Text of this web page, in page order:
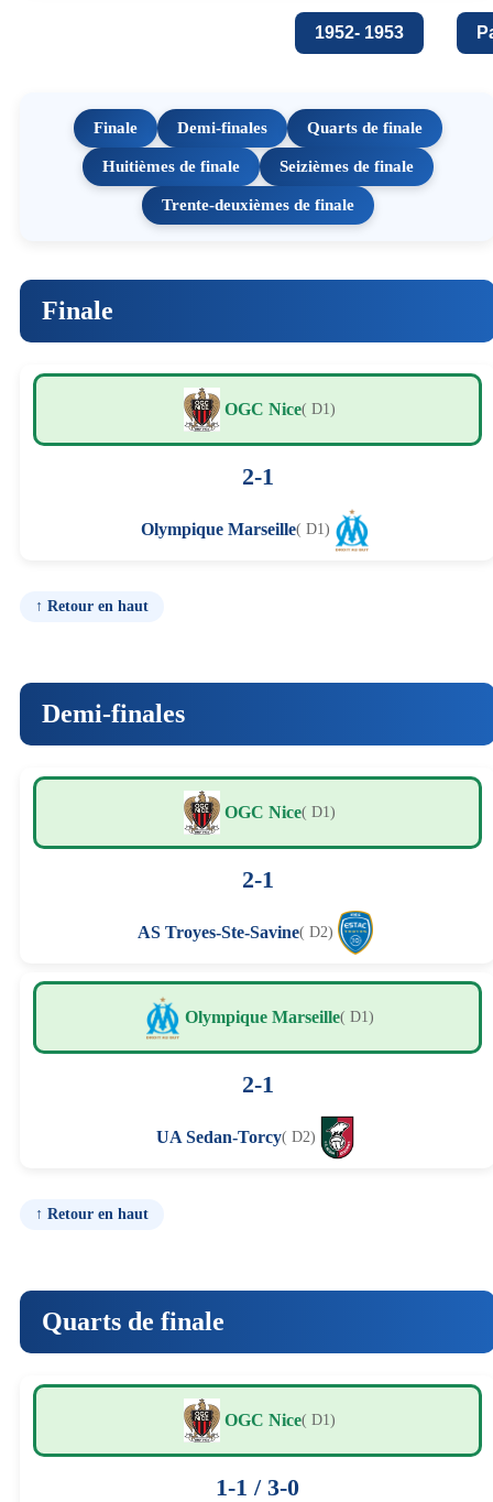
1952- 1953
Finale Demi-finales Quarts de finale
Huitièmes de finale Seizièmes de finale
Trente-deuxièmes de finale
Finale
OGC Nice( D1)
2-1
Olympique Marseille( D1)
↑ Retour en haut
Demi-finales
OGC Nice( D1)
2-1
AS Troyes-Ste-Savine( D2)
Olympique Marseille( D1)
2-1
UA Sedan-Torcy( D2)
↑ Retour en haut
Quarts de finale
OGC Nice( D1)
1-1 / 3-0